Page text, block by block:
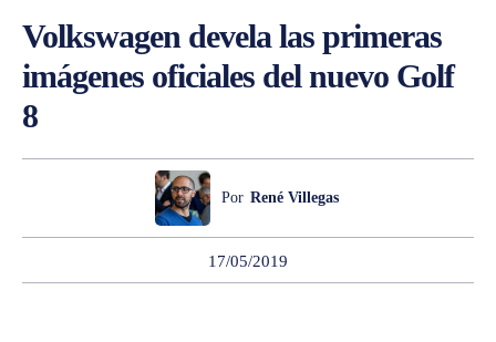
Volkswagen devela las primeras
imágenes oficiales del nuevo Golf
8
Por René Villegas
17/05/2019